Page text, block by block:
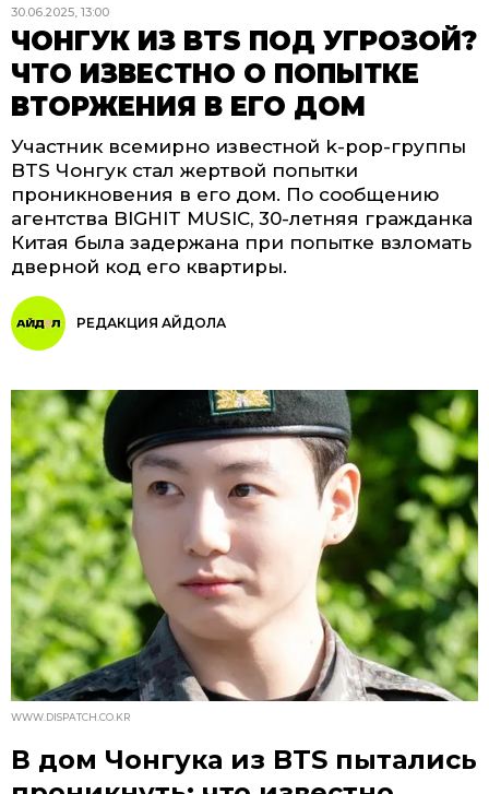
30.06.2025, 13:00
ЧОНГУК ИЗ BTS ПОД УГРОЗОЙ?
ЧТО ИЗВЕСТНО О ПОПЫТКЕ
ВТОРЖЕНИЯ В ЕГО ДОМ
Участник всемирно известной k-pop-группы
BTS Чонгук стал жертвой попытки
проникновения в его дом. По сообщению
агентства BIGHIT MUSIC, 30-летняя гражданка
Китая была задержана при попытке взломать
дверной код его квартиры.
РЕДАКЦИЯ АЙДОЛА
WWW.DISPATCH.CO.KR
В дом Чонгука из BTS пытались